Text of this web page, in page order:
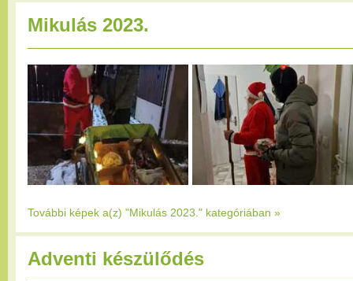
Mikulás 2023.
További képek a(z) "Mikulás 2023." kategóriában »
Adventi készülődés